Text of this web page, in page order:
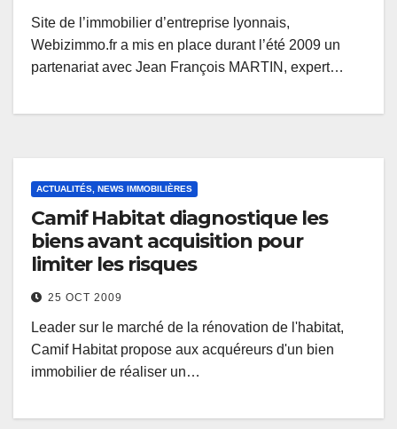
Site de l’immobilier d’entreprise lyonnais,
Webizimmo.fr a mis en place durant l’été 2009 un
partenariat avec Jean François MARTIN, expert…
ACTUALITÉS, NEWS IMMOBILIÈRES
Camif Habitat diagnostique les
biens avant acquisition pour
limiter les risques
25 OCT 2009
Leader sur le marché de la rénovation de l'habitat,
Camif Habitat propose aux acquéreurs d'un bien
immobilier de réaliser un…